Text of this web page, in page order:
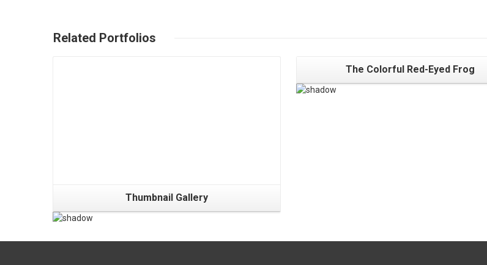
Related Portfolios
Thumbnail Gallery
The Colorful Red-Eyed Frog